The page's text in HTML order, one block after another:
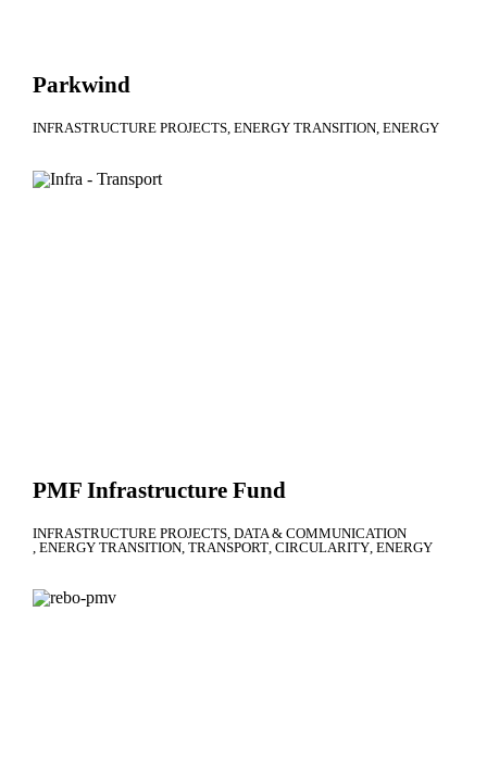
Parkwind
INFRASTRUCTURE PROJECTS ENERGY TRANSITION ENERGY
PMF Infrastructure Fund
INFRASTRUCTURE PROJECTS DATA & COMMUNICATION
ENERGY TRANSITION TRANSPORT CIRCULARITY ENERGY